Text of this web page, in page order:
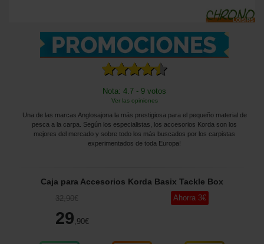
Nota: 4.7 - 9 votos
Ver las opiniones
Una de las marcas Anglosajona la más prestigiosa para el pequeño material de
pesca a la carpa. Según los especialistas, los accesorios Korda son los
mejores del mercado y sobre todo los más buscados por los carpistas
experimentados de toda Europa!
Caja para Accesorios Korda Basix Tackle Box
32,90€
29 ,90€
Ahorra 3€